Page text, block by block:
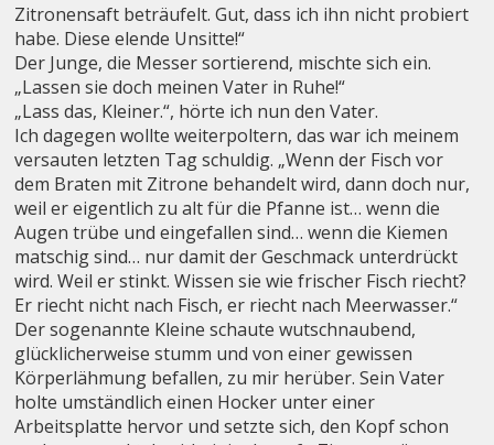
Zitronensaft beträufelt. Gut, dass ich ihn nicht probiert
habe. Diese elende Unsitte!“
Der Junge, die Messer sortierend, mischte sich ein.
„Lassen sie doch meinen Vater in Ruhe!“
„Lass das, Kleiner.“, hörte ich nun den Vater.
Ich dagegen wollte weiterpoltern, das war ich meinem
versauten letzten Tag schuldig. „Wenn der Fisch vor
dem Braten mit Zitrone behandelt wird, dann doch nur,
weil er eigentlich zu alt für die Pfanne ist… wenn die
Augen trübe und eingefallen sind… wenn die Kiemen
matschig sind… nur damit der Geschmack unterdrückt
wird. Weil er stinkt. Wissen sie wie frischer Fisch riecht?
Er riecht nicht nach Fisch, er riecht nach Meerwasser.“
Der sogenannte Kleine schaute wutschnaubend,
glücklicherweise stumm und von einer gewissen
Körperlähmung befallen, zu mir herüber. Sein Vater
holte umständlich einen Hocker unter einer
Arbeitsplatte hervor und setzte sich, den Kopf schon